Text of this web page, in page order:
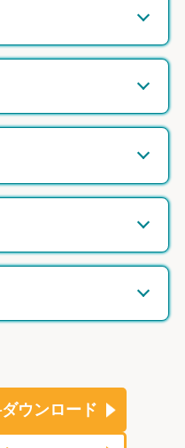
ウンロード